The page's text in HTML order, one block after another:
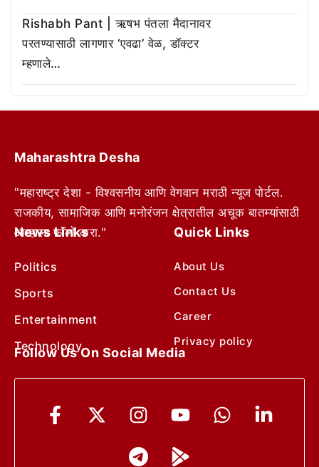
Rishabh Pant | ऋषभ पंतला मैदानावर
परतण्यासाठी लागणार ‘एवढा’ वेळ, डॉक्टर
म्हणाले…
Maharashtra Desha
"महाराष्ट्र देशा - विश्वसनीय आणि वेगवान मराठी न्यूज पोर्टल.
राजकीय, सामाजिक आणि मनोरंजन क्षेत्रातील अचूक बातम्यांसाठी
आम्हाला फॉलो करा."
News Links
Politics
Sports
Entertainment
Technology
Quick Links
About Us
Contact Us
Career
Privacy policy
Follow Us On Social Media